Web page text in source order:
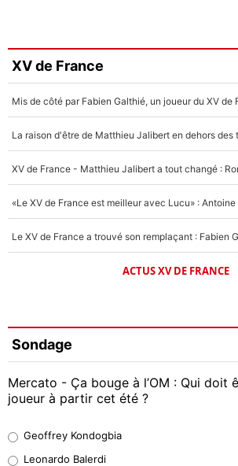
XV de France
ACTUS XV DE FRANCE
Sondage
Mercato - Ça bouge à l’OM : Qui doit
joueur à partir cet été ?
38%
Geoffrey Kondogbia
Leonardo Balerdi